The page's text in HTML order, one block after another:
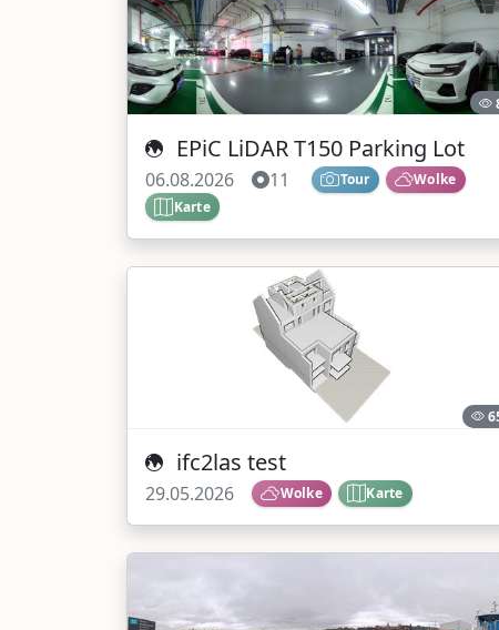
EPiC LiDAR T150 Parking Lot
06.08.2026 11 Tour
Wolke
Karte
ifc2las test
29.05.2026 Wolke Karte